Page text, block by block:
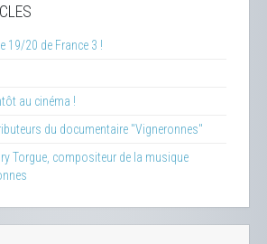
19/20 de France 3 !
au cinéma !
du documentaire "Vigneronnes"
Torgue, compositeur de la musique